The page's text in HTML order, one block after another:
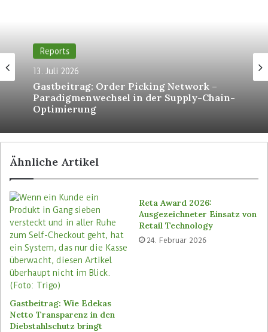
verarbeiteten Lebensmittel und Getränke
verpflichtend zu kennzeichnen. Bisher ist der
Einsatz des Nutri-Scores in Deutschland jedoch
freiwillig.
Reports
13. Juli 2026
Gastbeitrag: Order Picking Network –
Paradigmenwechsel in der Supply-Chain-
Optimierung
Ähnliche Artikel
Gastbeitrag: Wie Edekas
Netto Transparenz in den
Diebstahlschutz bringt
Reta Award 2026:
Ausgezeichneter Einsatz von
Retail Technology
24. Februar 2026